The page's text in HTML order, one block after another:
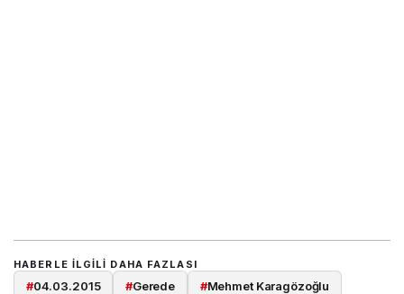
HABERLE ILGILI DAHA FAZLASI
#04.03.2015 #Gerede #Mehmet Karagözoğlu